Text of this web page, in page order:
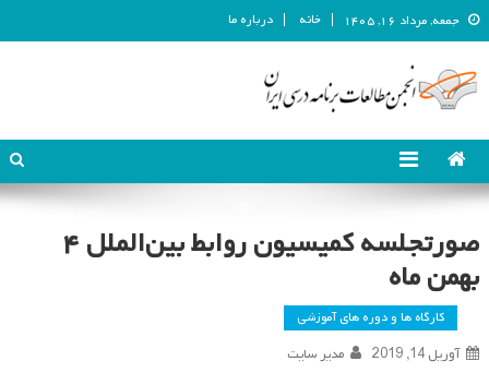
جمعه, مرداد ۱۶, ۱۴۰۵ خانه درباره ما
انجمن مطالعات برنامه درسی ایران
صورتجلسه کمیسیون روابط بین‌الملل ۴
بهمن ماه
کارگاه ها و دوره های آموزشی
آوریل 14, 2019 مدیر سایت